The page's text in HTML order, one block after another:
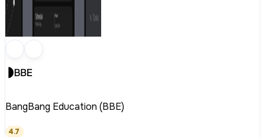
BangBang Education (BBE)
4.7